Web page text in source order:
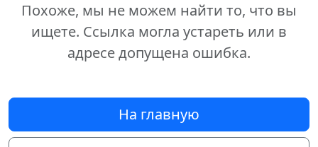
Похоже, мы не можем найти то, что вы
ищете. Ссылка могла устареть или в
адресе допущена ошибка.
На главную